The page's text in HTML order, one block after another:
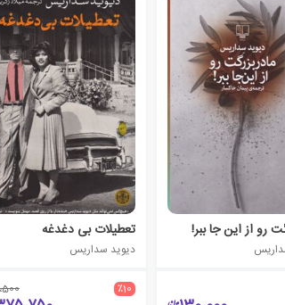
رو از این جا ببر! تعطیلات بی دغدغه
دیوید سداریس
٪10